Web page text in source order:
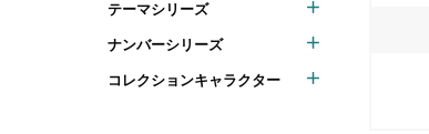
テーマシリーズ
ナンバーシリーズ
コレクションキャラクター